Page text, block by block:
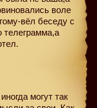
воле
вёл беседу с
телеграмма,а
могут так